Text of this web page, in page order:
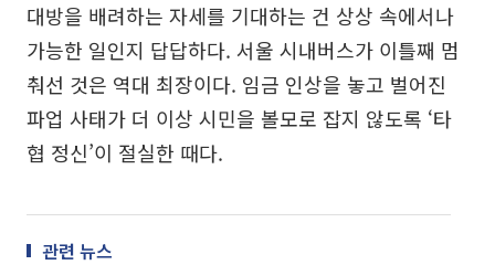
대방을 배려하는 자세를 기대하는 건 상상 속에서나
가능한 일인지 답답하다. 서울 시내버스가 이틀째 멈
춰선 것은 역대 최장이다. 임금 인상을 놓고 벌어진
파업 사태가 더 이상 시민을 볼모로 잡지 않도록 ‘타
협 정신’이 절실한 때다.
관련 뉴스